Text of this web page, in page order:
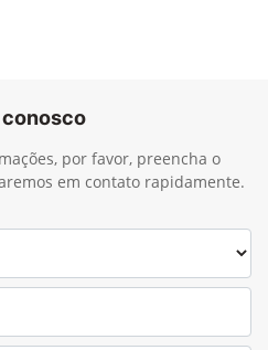
conosco
por favor, preencha o
em contato rapidamente.